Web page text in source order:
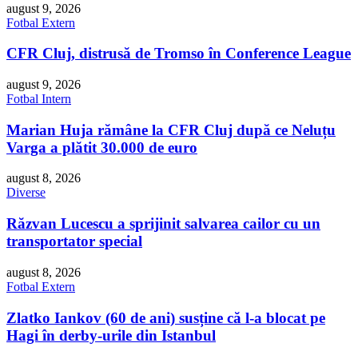
august 9, 2026
Fotbal Extern
CFR Cluj, distrusă de Tromso în Conference League
august 9, 2026
Fotbal Intern
Marian Huja rămâne la CFR Cluj după ce Neluțu
Varga a plătit 30.000 de euro
august 8, 2026
Diverse
Răzvan Lucescu a sprijinit salvarea cailor cu un
transportator special
august 8, 2026
Fotbal Extern
Zlatko Iankov (60 de ani) susține că l-a blocat pe
Hagi în derby-urile din Istanbul